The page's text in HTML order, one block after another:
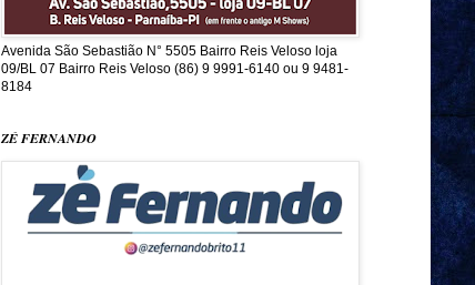
Avenida São Sebastião N° 5505 Bairro Reis Veloso loja
09/BL 07 Bairro Reis Veloso (86) 9 9991-6140 ou 9 9481-
8184
ZÉ FERNANDO